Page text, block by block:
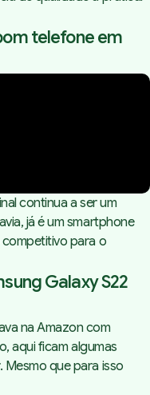
telefone em
continua a ser um
já é um smartphone
para o
Galaxy S22
na Amazon com
aqui ficam algumas
que para isso